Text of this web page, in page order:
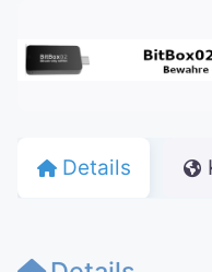
Details